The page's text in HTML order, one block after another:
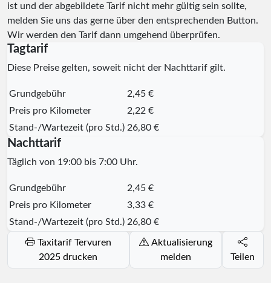
ist und der abgebildete Tarif nicht mehr gültig sein sollte,
melden Sie uns das gerne über den entsprechenden Button.
Wir werden den Tarif dann umgehend überprüfen.
Tagtarif
Diese Preise gelten, soweit nicht der Nachttarif gilt.
Grundgebühr
2,45 €
Preis pro Kilometer
2,22 €
Stand-/Wartezeit (pro Std.) 26,80 €
Nachttarif
Täglich von 19:00 bis 7:00 Uhr.
Grundgebühr
2,45 €
Preis pro Kilometer
3,33 €
Stand-/Wartezeit (pro Std.) 26,80 €
Taxitarif Tervuren
2025 drucken
Aktualisierung
melden
Teilen